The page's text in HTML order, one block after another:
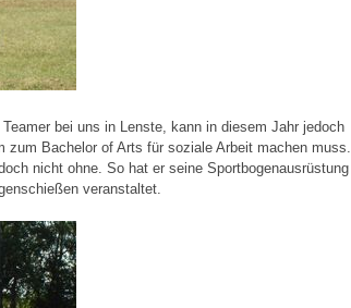
bei uns in Lenste, kann in diesem Jahr jedoch
Bachelor of Arts für soziale Arbeit machen muss.
nicht ohne. So hat er seine Sportbogenausrüstung
veranstaltet.